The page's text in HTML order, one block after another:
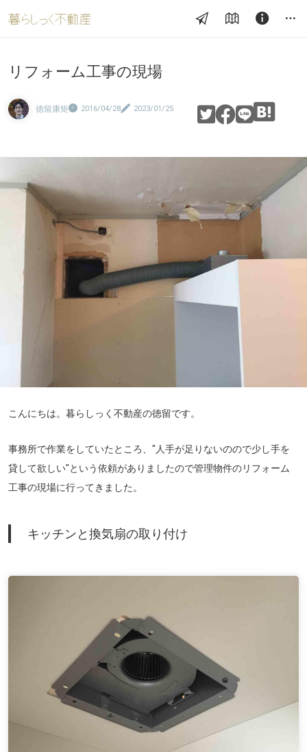
リフォーム工事の現場
徳留康矩 2016/04/28 2023/01/25
こんにちは。暮らしっく不動産の徳留です。
事務所で作業をしていたところ、"人手が足りないのので少し手を
貸して欲しい"という依頼がありましたので管理物件のリフォーム
工事の現場に行ってきました。
キッチンと換気扇の取り付け